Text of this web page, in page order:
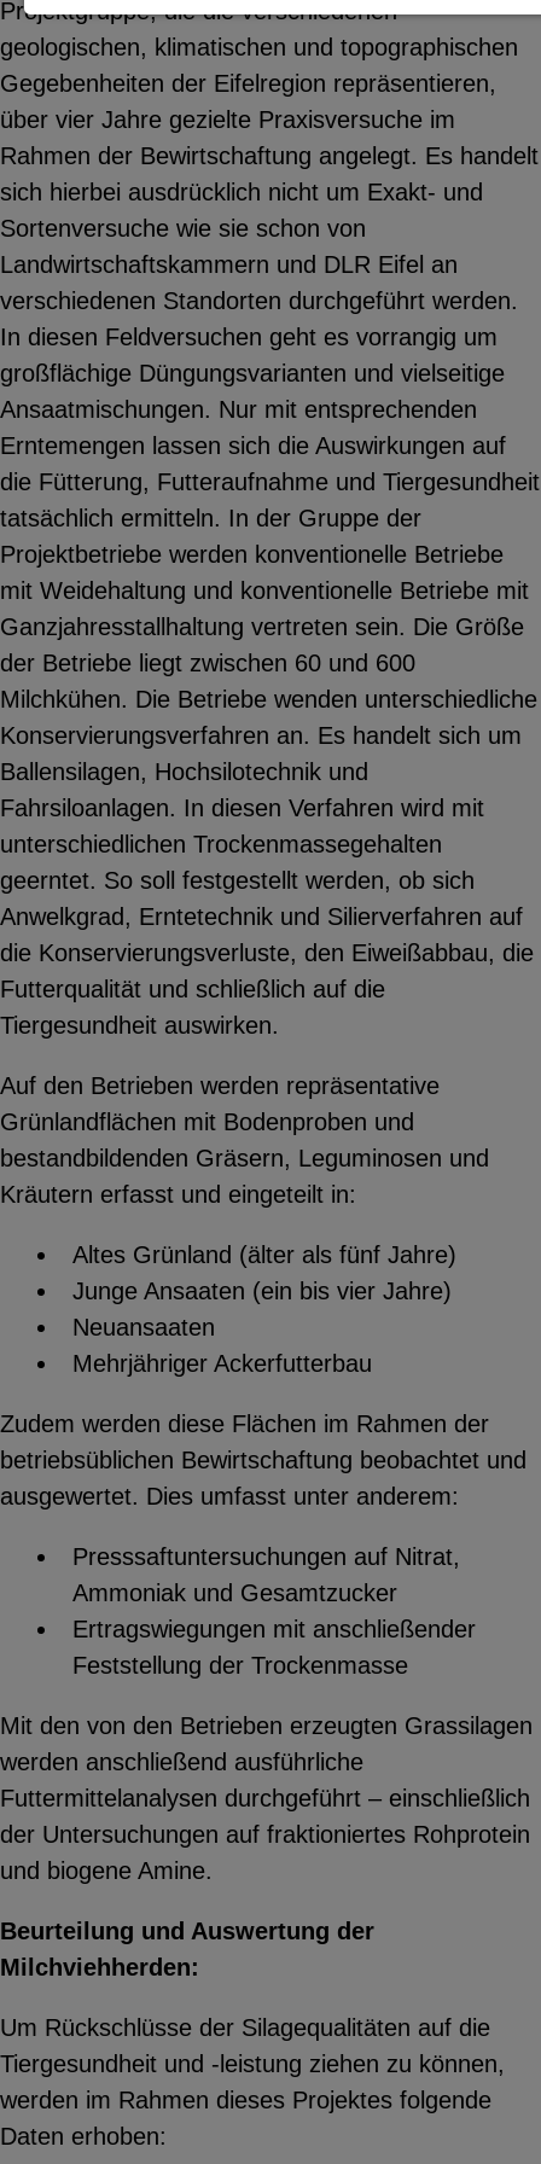
Projektgruppe, die die verschiedenen
geologischen, klimatischen und topographischen
Gegebenheiten der Eifelregion repräsentieren,
über vier Jahre gezielte Praxisversuche im
Rahmen der Bewirtschaftung angelegt. Es handelt
sich hierbei ausdrücklich nicht um Exakt- und
Sortenversuche wie sie schon von
Landwirtschaftskammern und DLR Eifel an
verschiedenen Standorten durchgeführt werden.
In diesen Feldversuchen geht es vorrangig um
großflächige Düngungsvarianten und vielseitige
Ansaatmischungen. Nur mit entsprechenden
Erntemengen lassen sich die Auswirkungen auf
die Fütterung, Futteraufnahme und Tiergesundheit
tatsächlich ermitteln. In der Gruppe der
Projektbetriebe werden konventionelle Betriebe
mit Weidehaltung und konventionelle Betriebe mit
Ganzjahresstallhaltung vertreten sein. Die Größe
der Betriebe liegt zwischen 60 und 600
Milchkühen. Die Betriebe wenden unterschiedliche
Konservierungsverfahren an. Es handelt sich um
Ballensilagen, Hochsilotechnik und
Fahrsiloanlagen. In diesen Verfahren wird mit
unterschiedlichen Trockenmassegehalten
geerntet. So soll festgestellt werden, ob sich
Anwelkgrad, Erntetechnik und Silierverfahren auf
die Konservierungsverluste, den Eiweißabbau, die
Futterqualität und schließlich auf die
Tiergesundheit auswirken.
Auf den Betrieben werden repräsentative
Grünlandflächen mit Bodenproben und
bestandbildenden Gräsern, Leguminosen und
Kräutern erfasst und eingeteilt in:
Altes Grünland (älter als fünf Jahre)
Junge Ansaaten (ein bis vier Jahre)
Neuansaaten
Mehrjähriger Ackerfutterbau
Zudem werden diese Flächen im Rahmen der
betriebsüblichen Bewirtschaftung beobachtet und
ausgewertet. Dies umfasst unter anderem:
Presssaftuntersuchungen auf Nitrat,
Ammoniak und Gesamtzucker
Ertragswiegungen mit anschließender
Feststellung der Trockenmasse
Mit den von den Betrieben erzeugten Grassilagen
werden anschließend ausführliche
Futtermittelanalysen durchgeführt – einschließlich
der Untersuchungen auf fraktioniertes Rohprotein
und biogene Amine.
Beurteilung und Auswertung der
Milchviehherden:
Um Rückschlüsse der Silagequalitäten auf die
Tiergesundheit und -leistung ziehen zu können,
werden im Rahmen dieses Projektes folgende
Daten erhoben:
Notwendige Cookies zur Session-
Verwaltung und für die generelle
Funktionalität der Seite (immer
notwendig).
EXTERNE MEDIEN
Seitenspezifische Erfassung von
Benutzerdaten durch
Drittanbieter, bspw. über das
Einbinden externer Videos,
Standortdaten oder
Stellenanzeigen.
YouTube
ChatBot